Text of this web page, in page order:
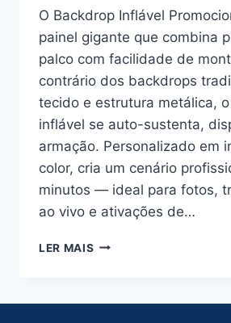
O Backdrop Inflável
painel gigante que combina
palco com facilidade de
contrário dos backdrops
tecido e estrutura metálica,
inflável se auto-sustenta,
armação. Personalizado em
color, cria um cenário
minutos — ideal para fotos,
ao vivo e ativações de…
LER MAIS BACKDROP